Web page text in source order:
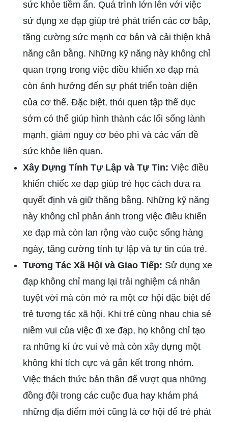
sức khỏe tiềm ẩn. Quá trình lớn lên với việc
sử dụng xe đạp giúp trẻ phát triển các cơ bắp,
tăng cường sức mạnh cơ bản và cải thiện khả
năng cân bằng. Những kỹ năng này không chỉ
quan trọng trong việc điều khiển xe đạp mà
còn ảnh hưởng đến sự phát triển toàn diện
của cơ thể. Đặc biệt, thói quen tập thể dục
sớm có thể giúp hình thành các lối sống lành
mạnh, giảm nguy cơ béo phì và các vấn đề
sức khỏe liên quan.
Xây Dựng Tính Tự Lập và Tự Tin: Việc điều
khiển chiếc xe đạp giúp trẻ học cách đưa ra
quyết định và giữ thăng bằng. Những kỹ năng
này không chỉ phản ánh trong việc điều khiển
xe đạp mà còn lan rộng vào cuộc sống hàng
ngày, tăng cường tính tự lập và tự tin của trẻ.
Tương Tác Xã Hội và Giao Tiếp: Sử dụng xe
đạp không chỉ mang lại trải nghiệm cá nhân
tuyệt vời mà còn mở ra một cơ hội đặc biệt để
trẻ tương tác xã hội. Khi trẻ cùng nhau chia sẻ
niềm vui của việc đi xe đạp, họ không chỉ tạo
ra những kí ức vui vẻ mà còn xây dựng một
không khí tích cực và gắn kết trong nhóm.
Việc thách thức bản thân để vượt qua những
đồng đội trong các cuộc đua hay khám phá
những địa điểm mới cũng là cơ hội để trẻ phát